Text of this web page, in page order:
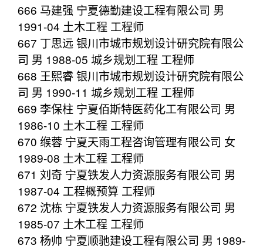
666 马建强 宁夏德勤建设工程有限公司 男
1991-04 土木工程 工程师
667 丁思远 银川市城市规划设计研究院有限公
司 男 1988-05 城乡规划工程 工程师
668 王熙睿 银川市城市规划设计研究院有限公
司 男 1990-11 城乡规划工程 工程师
669 李保柱 宁夏佰斯特医药化工有限公司 男
1986-10 土木工程 工程师
670 缑蓉 宁夏天雨工程咨询管理有限公司 女
1989-08 土木工程 工程师
671 刘奇 宁夏铁发人力资源服务有限公司 男
1987-04 工程概预算 工程师
672 沈栋 宁夏铁发人力资源服务有限公司 男
1985-07 土木工程 工程师
673 杨帅 宁夏顺驰建设工程有限公司 男 1989-